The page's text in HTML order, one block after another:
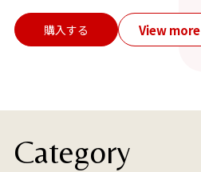
購入する View more
Category